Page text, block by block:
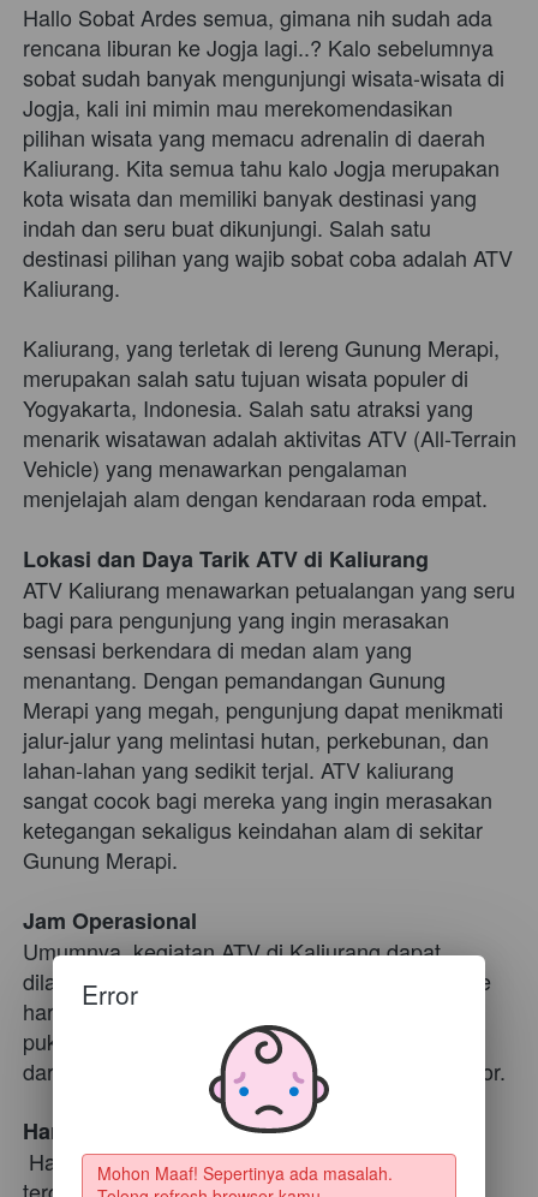
Hallo Sobat Ardes semua, gimana nih sudah ada
rencana liburan ke Jogja lagi..? Kalo sebelumnya
sobat sudah banyak mengunjungi wisata-wisata di
Jogja, kali ini mimin mau merekomendasikan
pilihan wisata yang memacu adrenalin di daerah
Kaliurang. Kita semua tahu kalo Jogja merupakan
kota wisata dan memiliki banyak destinasi yang
indah dan seru buat dikunjungi. Salah satu
destinasi pilihan yang wajib sobat coba adalah ATV
Kaliurang.
Kaliurang, yang terletak di lereng Gunung Merapi,
merupakan salah satu tujuan wisata populer di
Yogyakarta, Indonesia. Salah satu atraksi yang
menarik wisatawan adalah aktivitas ATV (All-Terrain
Vehicle) yang menawarkan pengalaman
menjelajah alam dengan kendaraan roda empat.
Lokasi dan Daya Tarik ATV di Kaliurang
ATV Kaliurang menawarkan petualangan yang seru
bagi para pengunjung yang ingin merasakan
sensasi berkendara di medan alam yang
menantang. Dengan pemandangan Gunung
Merapi yang megah, pengunjung dapat menikmati
jalur-jalur yang melintasi hutan, perkebunan, dan
lahan-lahan yang sedikit terjal. ATV kaliurang
sangat cocok bagi mereka yang ingin merasakan
ketegangan sekaligus keindahan alam di sekitar
Gunung Merapi.
Jam Operasional
Umumnya, kegiatan ATV di Kaliurang dapat
dilakukan setiap hari, mulai dari pagi hingga sore
hari. Beberapa penyedia jasa ATV buka sekitar
pukul 08:00 pagi hingga 17:00 sore, tergantung
dari cuaca dan kebijakan masing-masing operator.
Harga Sewa ATV
Error
Mohon Maaf! Sepertinya ada masalah.